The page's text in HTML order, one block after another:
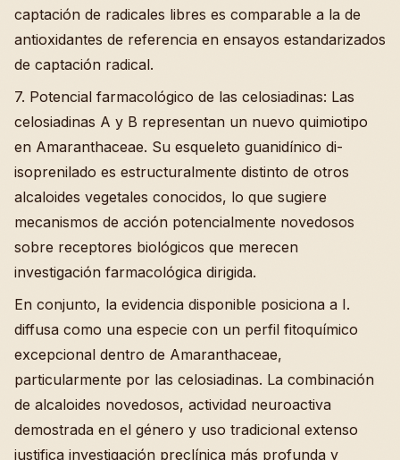
captación de radicales libres es comparable a la de
antioxidantes de referencia en ensayos estandarizados
de captación radical.
7. Potencial farmacológico de las celosiadinas: Las
celosiadinas A y B representan un nuevo quimiotipo
en Amaranthaceae. Su esqueleto guanidínico di-
isoprenilado es estructuralmente distinto de otros
alcaloides vegetales conocidos, lo que sugiere
mecanismos de acción potencialmente novedosos
sobre receptores biológicos que merecen
investigación farmacológica dirigida.
En conjunto, la evidencia disponible posiciona a I.
diffusa como una especie con un perfil fitoquímico
excepcional dentro de Amaranthaceae,
particularmente por las celosiadinas. La combinación
de alcaloides novedosos, actividad neuroactiva
demostrada en el género y uso tradicional extenso
justifica investigación preclínica más profunda y